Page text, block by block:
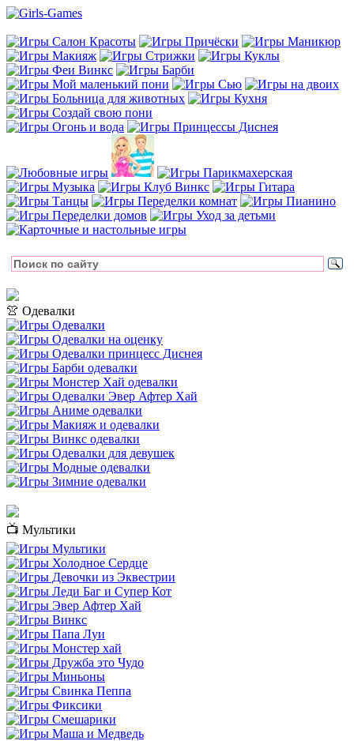
👚 Одевалки
📺 Мультики